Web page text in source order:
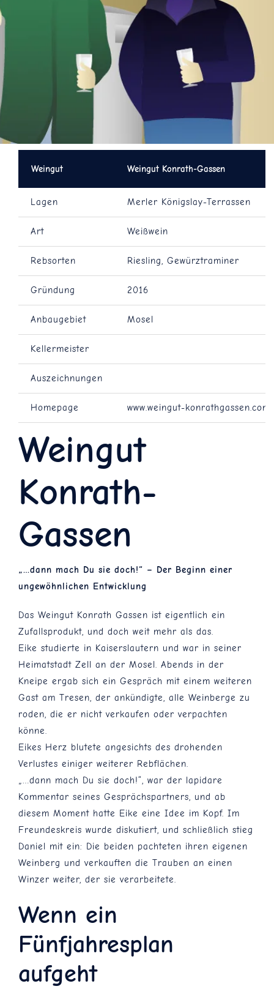
Weingut Weingut Konrath-Gassen
Lagen Merler Königslay-Terrassen
Art Weißwein
Rebsorten Riesling, Gewürztraminer
Gründung 2016
Anbaugebiet Mosel
Kellermeister
Auszeichnungen
Homepage www.weingut-konrathgassen.com
Weingut
Konrath-
Gassen
„…dann mach Du sie doch!“ – Der Beginn einer
ungewöhnlichen Entwicklung
Das Weingut Konrath Gassen ist eigentlich ein
Zufallsprodukt, und doch weit mehr als das.
Eike studierte in Kaiserslautern und war in seiner
Heimatstadt Zell an der Mosel. Abends in der
Kneipe ergab sich ein Gespräch mit einem weiteren
Gast am Tresen, der ankündigte, alle Weinberge zu
roden, die er nicht verkaufen oder verpachten
könne.
Eikes Herz blutete angesichts des drohenden
Verlustes einiger weiterer Rebflächen.
„…dann mach Du sie doch!“, war der lapidare
Kommentar seines Gesprächspartners, und ab
diesem Moment hatte Eike eine Idee im Kopf. Im
Freundeskreis wurde diskutiert, und schließlich stieg
Daniel mit ein: Die beiden pachteten ihren eigenen
Weinberg und verkauften die Trauben an einen
Winzer weiter, der sie verarbeitete.
Wenn ein
Fünfjahresplan
aufgeht